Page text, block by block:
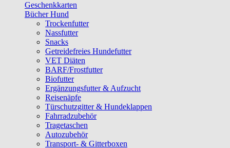
Geschenkkarten
Bücher Hund
Trockenfutter
Nassfutter
Snacks
Getreidefreies Hundefutter
VET Diäten
BARF/Frostfutter
Biofutter
Ergänzungsfutter & Aufzucht
Reisenäpfe
Türschutzgitter & Hundeklappen
Fahrradzubehör
Tragetaschen
Autozubehör
Transport- & Gitterboxen